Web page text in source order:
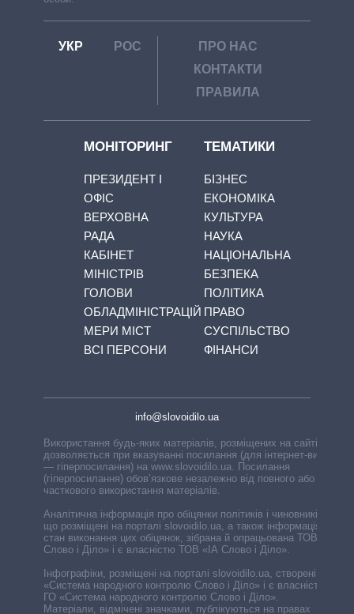
УКР РОС
ПРО НАС
КОНТАКТИ
ПРАВИЛА
МОНІТОРИНГ
ПРЕЗИДЕНТ І
ОФІС
ВЕРХОВНА
РАДА
КАБІНЕТ
МІНІСТРІВ
ГОЛОВИ
ОБЛАДМІНІСТРАЦІЙ
МЕРИ МІСТ
ВСІ ПЕРСОНИ
ТЕМАТИКИ
БІЗНЕС
ЕКОНОМІКА
КУЛЬТУРА
НАУКА
НАЦІОНАЛЬНА
БЕЗПЕКА
ПОЛІТИКА
ПРАВО
СУСПІЛЬСТВО
ФІНАНСИ
info@slovoidilo.ua
Використання будь-яких матеріалів, розміщених на сайті,
дозволяється при вказуванні посилання (для інтернет-видань
— гіперпосилання) на www.slovoidilo.ua. Посилання
(гіперпосилання) обов’язкове незалежно від повного або
часткового використання матеріалів.
Аналітична інформація про обіцянки політиків і чиновників,
що розміщені на порталі slovoidilo.ua, а також інформація про
стан виконання цих обіцянок, зібрана й опрацьована ТОВ «ІА
Слово і Діло» і є власністю ТОВ «ІА Слово і Діло».
Інфографіки, розміщені на порталі slovoidilo.ua, створені ГО
«Система народного контролю Слово і Діло» і є власністю
ГО «Система народного контролю Слово і Діло».
Матеріали, відмічені значками, публікуються на правах